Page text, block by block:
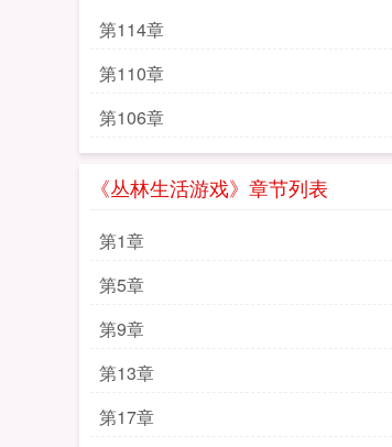
第114章
第110章
第106章
《丛林生活游戏》章节列表
第1章
第5章
第9章
第13章
第17章